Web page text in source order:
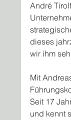
André
dieses
wir ihm
Mit
Seit 17
und kennt